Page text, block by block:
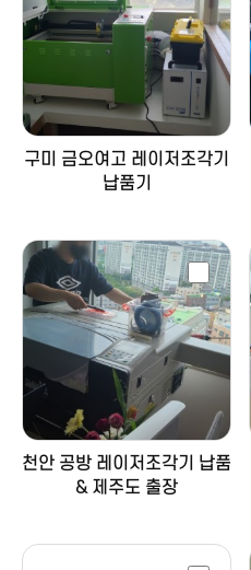
구미 금오여고 레이저조각기
납품기
천안 공방 레이저조각기 납품
& 제주도 출장